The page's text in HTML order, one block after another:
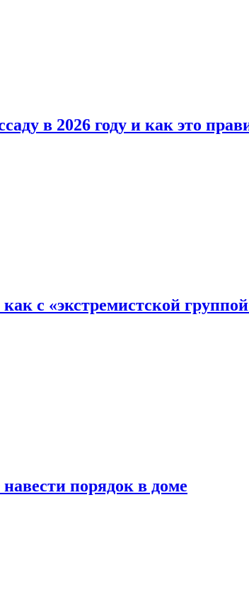
в 2026 году и как это
с «экстремистской
порядок в доме